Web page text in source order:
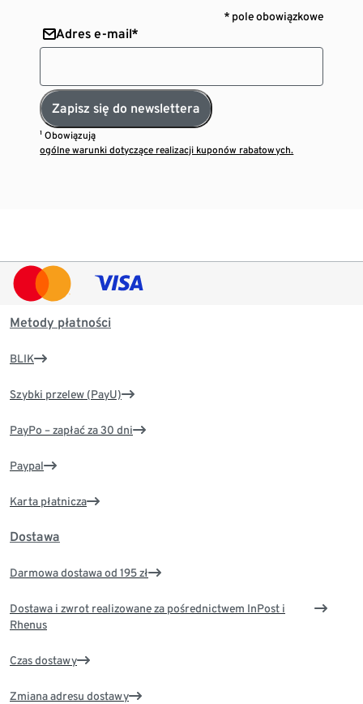
* pole obowiązkowe
Adres e-mail*
Zapisz się do newslettera
¹ Obowiązują
ogólne warunki dotyczące realizacji kuponów rabatowych.
Metody płatności
BLIK
Szybki przelew (PayU)
PayPo – zapłać za 30 dni
Paypal
Karta płatnicza
Dostawa
Darmowa dostawa od 195 zł
Dostawa i zwrot realizowane za pośrednictwem InPost i
Rhenus
Czas dostawy
Zmiana adresu dostawy